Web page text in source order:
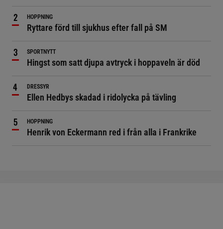
HOPPNING
Ryttare förd till sjukhus efter fall på SM
SPORTNYTT
Hingst som satt djupa avtryck i hoppaveln är död
DRESSYR
Ellen Hedbys skadad i ridolycka på tävling
HOPPNING
Henrik von Eckermann red i från alla i Frankrike